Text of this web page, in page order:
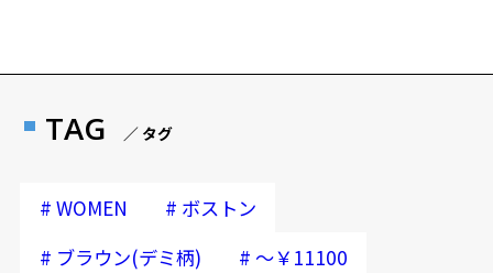
TAG ／ タグ
# WOMEN # ボストン
# ブラウン(デミ柄) # ～￥11100